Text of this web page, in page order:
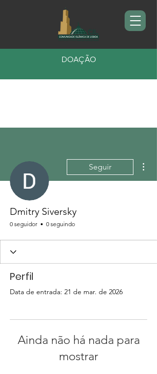
DOAÇÃO
Seguir
Dmitry Siversky
0 seguidor 0 seguindo
Perfil
Data de entrada: 21 de mar. de 2026
Ainda não há nada para
mostrar